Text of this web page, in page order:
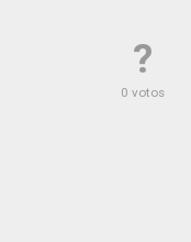
?
0 votos